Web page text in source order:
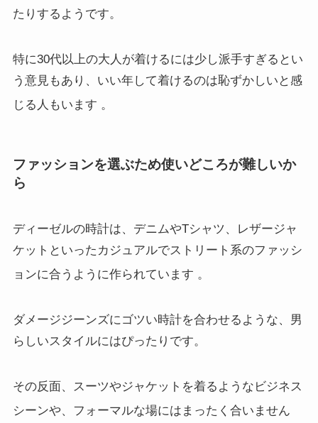
たりするようです。
特に30代以上の大人が着けるには少し派手すぎるとい
う意見もあり、いい年して着けるのは恥ずかしいと感
じる人もいます 。
ファッションを選ぶため使いどころが難しいか
ら
ディーゼルの時計は、デニムやTシャツ、レザージャ
ケットといったカジュアルでストリート系のファッシ
ョンに合うように作られています 。
ダメージジーンズにゴツい時計を合わせるような、男
らしいスタイルにはぴったりです。
その反面、スーツやジャケットを着るようなビジネス
シーンや、フォーマルな場にはまったく合いません